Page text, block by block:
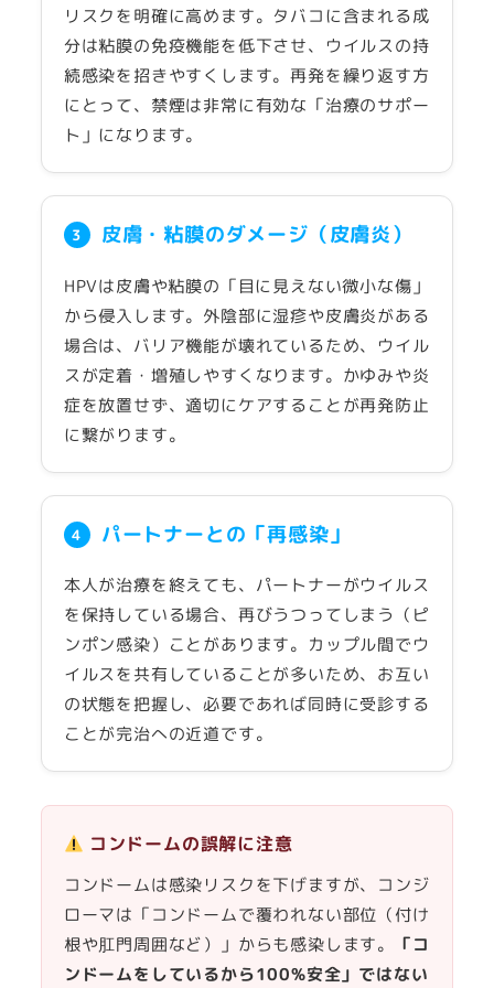
リスクを明確に高めます。タバコに含まれる成
分は粘膜の免疫機能を低下させ、ウイルスの持
続感染を招きやすくします。再発を繰り返す方
にとって、禁煙は非常に有効な「治療のサポー
ト」になります。
3 皮膚・粘膜のダメージ（皮膚炎）
HPVは皮膚や粘膜の「目に見えない微小な傷」
から侵入します。外陰部に湿疹や皮膚炎がある
場合は、バリア機能が壊れているため、ウイル
スが定着・増殖しやすくなります。かゆみや炎
症を放置せず、適切にケアすることが再発防止
に繋がります。
4 パートナーとの「再感染」
本人が治療を終えても、パートナーがウイルス
を保持している場合、再びうつってしまう（ピ
ンポン感染）ことがあります。カップル間でウ
イルスを共有していることが多いため、お互い
の状態を把握し、必要であれば同時に受診する
ことが完治への近道です。
コンドームの誤解に注意
コンドームは感染リスクを下げますが、コンジ
ローマは「コンドームで覆われない部位（付け
根や肛門周囲など）」からも感染します。
「コ
ンドームをしているから100%安全」ではない